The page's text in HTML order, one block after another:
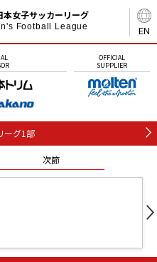
EN
本女子サッカーリーグ
Football League
OFFICIAL
SUPPLIER
ーグ1部
次節